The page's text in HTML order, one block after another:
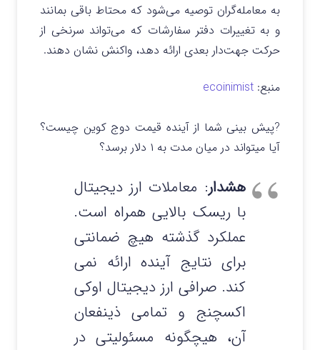
به معامله‌گران توصیه می‌شود که محتاط باقی بمانند
و به تغییرات دفتر سفارشات که می‌تواند سرنخی از
حرکت جهت‌دار بعدی ارائه دهد، واکنش نشان دهند.
منبع: ecoinimist
?پیش بینی شما از آینده قیمت دوج کوین چیست؟
آیا میتواند در میان مدت به ۱ دلار برسد؟
هشدار: معاملات ارز دیجیتال
با ریسک بالایی همراه است.
عملکرد گذشته هیچ ضمانتی
برای نتایج آینده ارائه نمی‌
کند. صرافی ارز دیجیتال اوکی
اکسچنج و تمامی ذینفعان
آن، هیچگونه مسئولیتی در